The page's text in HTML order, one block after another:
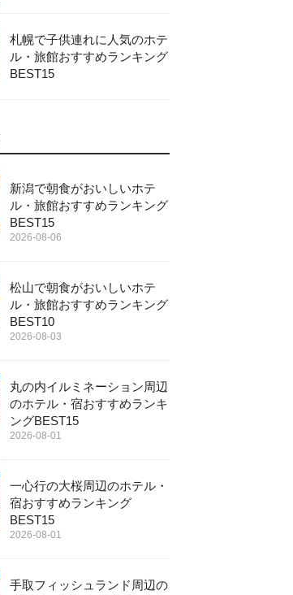
札幌で子供連れに人気のホテ
ル・旅館おすすめランキング
BEST15
新潟で朝食がおいしいホテ
ル・旅館おすすめランキング
BEST15
2026-08-06
松山で朝食がおいしいホテ
ル・旅館おすすめランキング
BEST10
2026-08-03
丸の内イルミネーション周辺
のホテル・宿おすすめランキ
ングBEST15
2026-08-01
一心行の大桜周辺のホテル・
宿おすすめランキング
BEST15
2026-08-01
手取フィッシュランド周辺の